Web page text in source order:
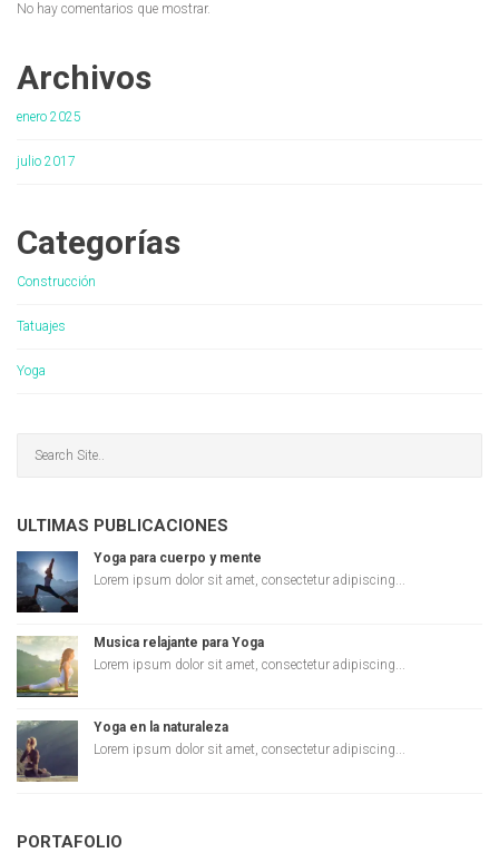
No hay comentarios que mostrar.
Archivos
enero 2025
julio 2017
Categorías
Construcción
Tatuajes
Yoga
ULTIMAS PUBLICACIONES
Yoga para cuerpo y mente
Lorem ipsum dolor sit amet, consectetur adipiscing...
Musica relajante para Yoga
Lorem ipsum dolor sit amet, consectetur adipiscing...
Yoga en la naturaleza
Lorem ipsum dolor sit amet, consectetur adipiscing...
PORTAFOLIO